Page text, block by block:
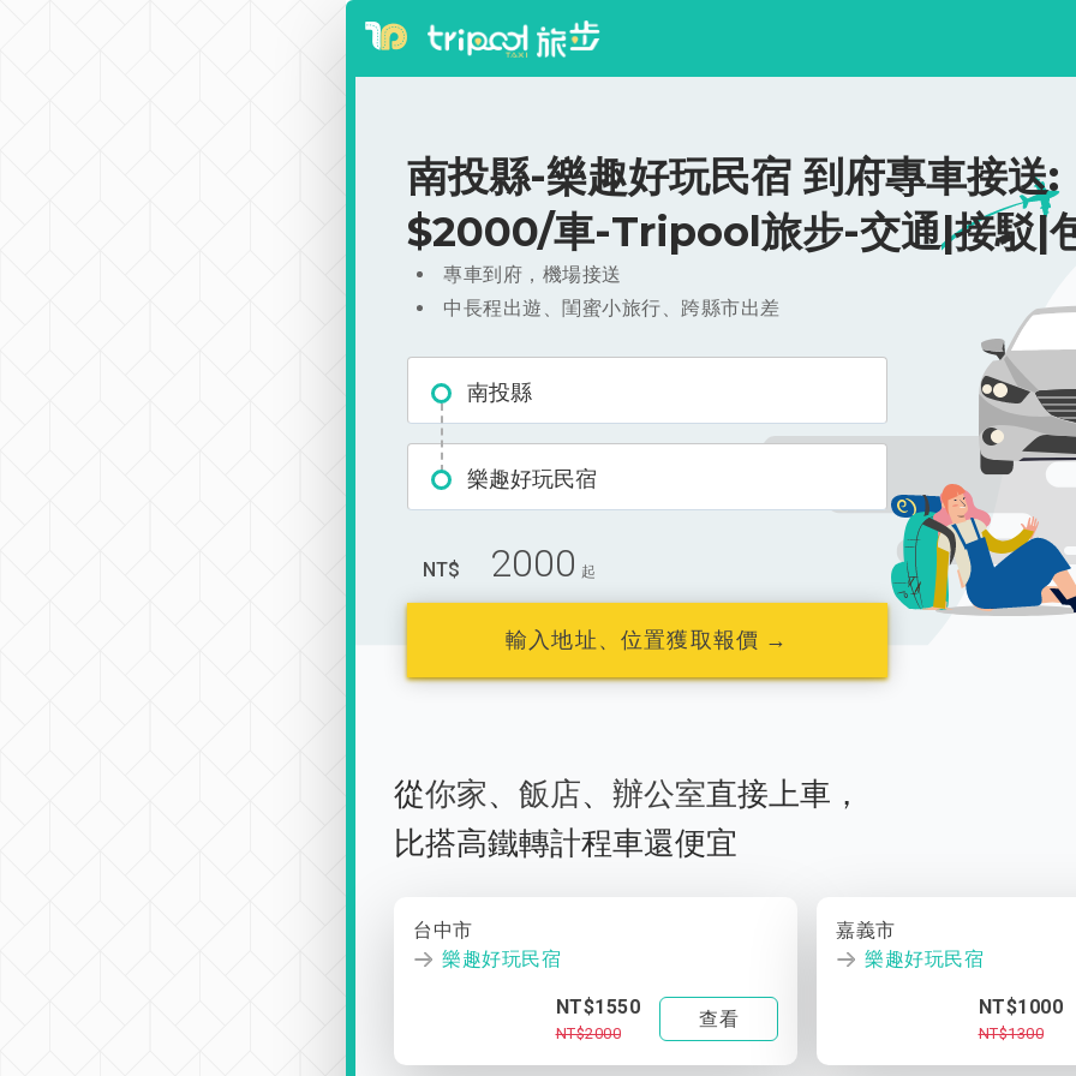
南投縣-樂趣好玩民宿 到府專車接送:
$2000/車-Tripool旅步-交通|接駁|
專車到府，機場接送
中長程出遊、閨蜜小旅行、跨縣市出差
南投縣
樂趣好玩民宿
NT$ 2000 起
輸入地址、位置獲取報價 →
從你家、 飯店、 辦公室直接上車，
比搭高鐵轉計程車還便宜
台中市
樂趣好玩民宿
NT$1550
NT$2000
查看
嘉義市
樂趣好玩民宿
NT$1000
NT$1300